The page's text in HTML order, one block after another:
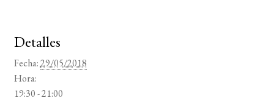
Detalles
Fecha:29/05/2018
Hora:
19:30 - 21:00